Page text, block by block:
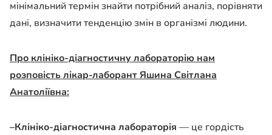
мінімальний термін знайти потрібний аналіз, порівняти
дані, визначити тенденцію змін в організмі людини.
Про клініко-діагностичну лабораторію нам
розповість лікар-лаборант Яшина Світлана
Анатоліївна:
–Клініко-діагностична лабораторія — це гордість